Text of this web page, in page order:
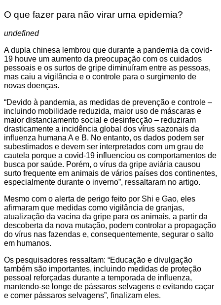
O que fazer para não virar uma epidemia?
undefined
A dupla chinesa lembrou que durante a pandemia da covid-
19 houve um aumento da preocupação com os cuidados
pessoais e os surtos de gripe diminuíram entre as pessoas,
mas caiu a vigilância e o controle para o surgimento de
novas doenças.
“Devido à pandemia, as medidas de prevenção e controle –
incluindo mobilidade reduzida, maior uso de máscaras e
maior distanciamento social e desinfecção – reduziram
drasticamente a incidência global dos vírus sazonais da
influenza humana A e B. No entanto, os dados podem ser
subestimados e devem ser interpretados com um grau de
cautela porque a covid-19 influenciou os comportamentos de
busca por saúde. Porém, o vírus da gripe aviária causou
surto frequente em animais de vários países dos continentes,
especialmente durante o inverno”, ressaltaram no artigo.
Mesmo com o alerta de perigo feito por Shi e Gao, eles
afirmaram que medidas como vigilância de granjas,
atualização da vacina da gripe para os animais, a partir da
descoberta da nova mutação, podem controlar a propagação
do vírus nas fazendas e, consequentemente, segurar o salto
em humanos.
Os pesquisadores ressaltam: “Educação e divulgação
também são importantes, incluindo medidas de proteção
pessoal reforçadas durante a temporada de influenza,
mantendo-se longe de pássaros selvagens e evitando caçar
e comer pássaros selvagens”, finalizam eles.